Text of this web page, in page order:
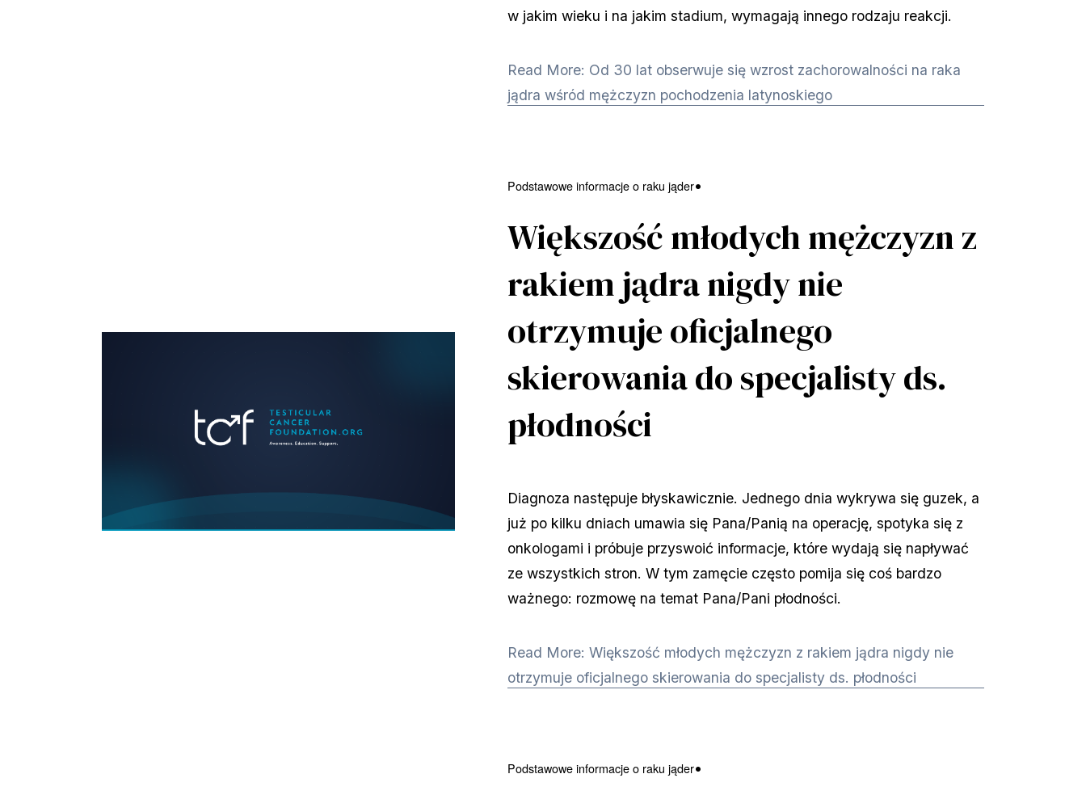
w jakim wieku i na jakim stadium, wymagają innego rodzaju reakcji.
Read More: Od 30 lat obserwuje się wzrost zachorowalności na raka
jądra wśród mężczyzn pochodzenia latynoskiego
Podstawowe informacje o raku jąder
Większość młodych mężczyzn z
rakiem jądra nigdy nie
otrzymuje oficjalnego
skierowania do specjalisty ds.
płodności
Diagnoza następuje błyskawicznie. Jednego dnia wykrywa się guzek, a
już po kilku dniach umawia się Pana/Panią na operację, spotyka się z
onkologami i próbuje przyswoić informacje, które wydają się napływać
ze wszystkich stron. W tym zamęcie często pomija się coś bardzo
ważnego: rozmowę na temat Pana/Pani płodności.
Read More: Większość młodych mężczyzn z rakiem jądra nigdy nie
otrzymuje oficjalnego skierowania do specjalisty ds. płodności
Podstawowe informacje o raku jąder